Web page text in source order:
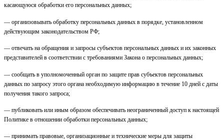
касающуюся обработки его персональных данных;
— организовывать обработку персональных данных в порядке, установленном
действующим законодательством РФ;
— отвечать на обращения и запросы субъектов персональных данных и их законных
представителей в соответствии с требованиями Закона о персональных данных;
— сообщать в уполномоченный орган по защите прав субъектов персональных
данных по запросу этого органа необходимую информацию в течение 10 дней с даты
получения такого запроса;
— публиковать или иным образом обеспечивать неограниченный доступ к настоящей
Политике в отношении обработки персональных данных;
— принимать правовые, организационные и технические меры для защиты